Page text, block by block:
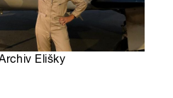
Elišky